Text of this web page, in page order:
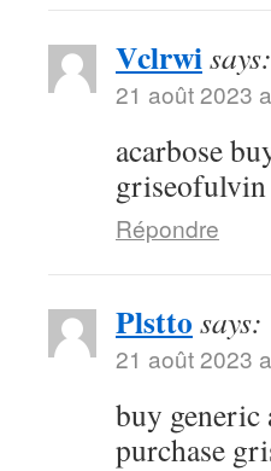
Vclrwisays:
21 août 2023
acarbose
Répondre
Plstto says:
21 août 2023
buy generic
purchase